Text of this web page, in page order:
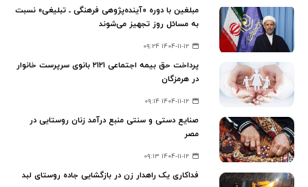
مبلغین با دوره «آینده‌پژوهی فرهنگی ـ تبلیغی» نسبت
به مسائل روز تجهیز می‌شوند
۱۴۰۴-۱۱-۱۲ ۰۹:۲۴
پرداخت حق بیمه اجتماعی ۲۱۲۱ بانوی سرپرست خانوار
در هرمزگان
۱۴۰۴-۱۱-۱۲ ۰۹:۱۴
صنایع دستی و سنتی منبع درآمد زنان روستایی در
مصر
۱۴۰۴-۱۱-۱۲ ۰۹:۱۳
فداکاری یک راهدار زن در بازگشایی جاده روستای لبد